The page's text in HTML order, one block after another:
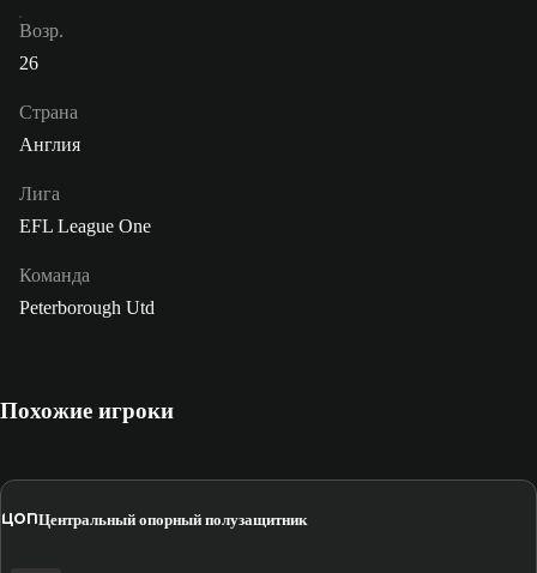
Возр.
26
Страна
Англия
Лига
EFL League One
Команда
Peterborough Utd
Похожие игроки
ЦОПЦентральный опорный полузащитник